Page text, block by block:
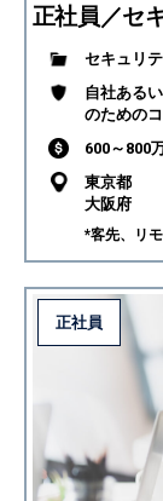
正社員／セ
セキュリ
自社ある
のための
600～800
東京都
大阪府
*客先、リ
正社員